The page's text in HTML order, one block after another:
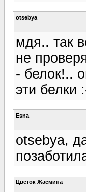
otsebya
мдя.. так
не
- белок!..
эти белки
Esna
otsebya,
Цветок Жасмина